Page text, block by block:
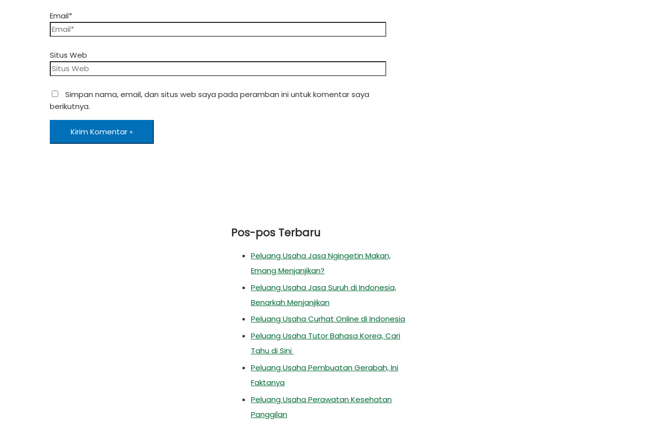
Email*
Situs Web
Simpan nama, email, dan situs web saya pada peramban ini untuk komentar saya
berikutnya.
Pos-pos Terbaru
Peluang Usaha Jasa Ngingetin Makan,
Emang Menjanjikan?
Peluang Usaha Jasa Suruh di Indonesia,
Benarkah Menjanjikan
Peluang Usaha Curhat Online di Indonesia
Peluang Usaha Tutor Bahasa Korea, Cari
Tahu di Sini
Peluang Usaha Pembuatan Gerabah, Ini
Faktanya
Peluang Usaha Perawatan Kesehatan
Panggilan